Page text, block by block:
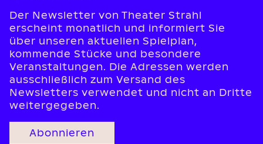
Der Newsletter von Theater Strahl
erscheint monatlich und informiert Sie
über unseren aktuellen Spielplan,
kommende Stücke und besondere
Veranstaltungen. Die Adressen werden
ausschließlich zum Versand des
Newsletters verwendet und nicht an Dritte
weitergegeben.
Abonnieren